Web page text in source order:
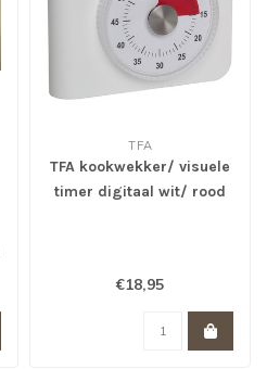
TFA
TFA kookwekker/ visuele
timer digitaal wit/ rood
€18,95